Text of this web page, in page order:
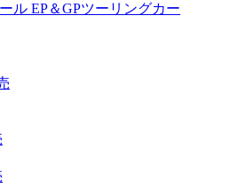
ル EP＆GPツーリングカー